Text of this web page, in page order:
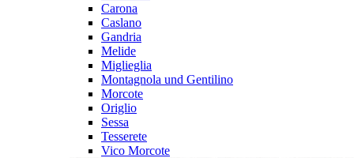
Carona
Caslano
Gandria
Melide
Miglieglia
Montagnola und Gentilino
Morcote
Origlio
Sessa
Tesserete
Vico Morcote